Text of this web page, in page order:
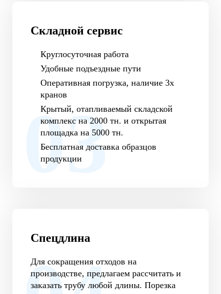
Складной сервис
Круглосуточная работа
Удобные подъездные пути
Оперативная погрузка, наличие 3х
кранов
Крытый, отапливаемый складской
комплекс на 2000 тн. и открытая
площадка на 5000 тн.
Бесплатная доставка образцов
продукции
Спецдлина
Для сокращения отходов на
производстве, предлагаем рассчитать и
заказать трубу любой длины. Порезка